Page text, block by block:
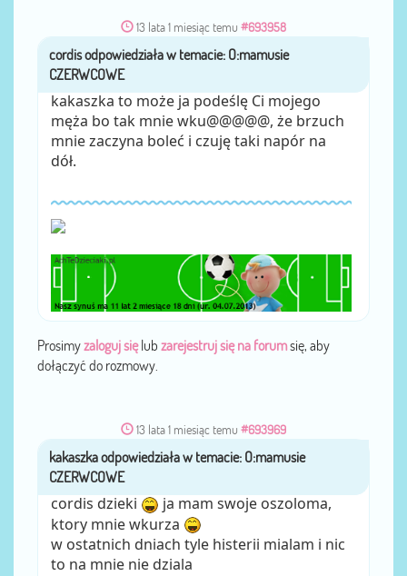
13 lata 1 miesiąc temu #693958
przezcordis
kakaszka to może ja podeślę Ci mojego
męża bo tak mnie wku@@@@@, że brzuch
mnie zaczyna boleć i czuję taki napór na
dół.
Prosimyzaloguj sięlub zarejestruj się na forumsię, aby
dołączyć do rozmowy.
13 lata 1 miesiąc temu #693969
przezkakaszka
cordis dzieki
ja mam swoje oszoloma,
ktory mnie wkurza
w ostatnich dniach tyle histerii mialam i nic
to na mnie nie dziala